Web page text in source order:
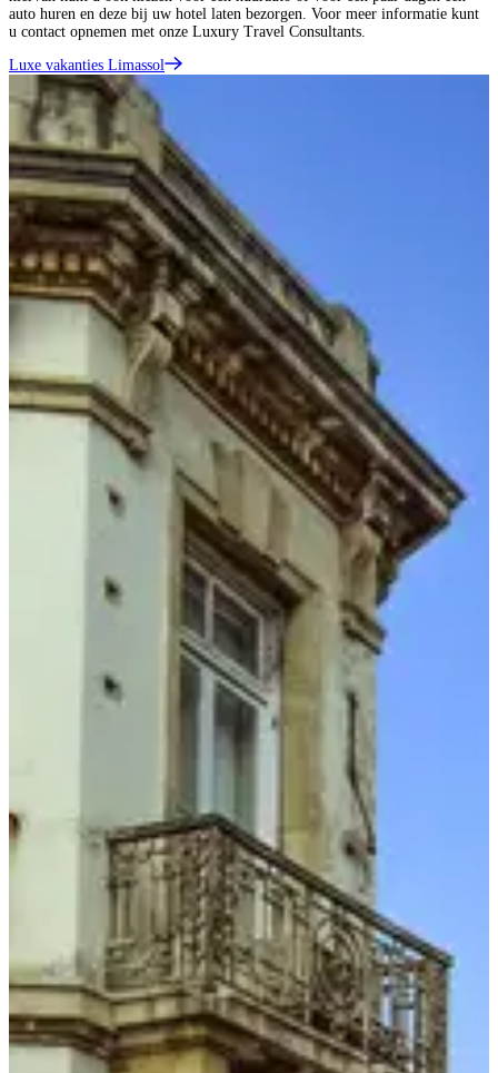
auto huren en deze bij uw hotel laten bezorgen. Voor meer informatie kunt
u contact opnemen met onze Luxury Travel Consultants.
Luxe vakanties Limassol